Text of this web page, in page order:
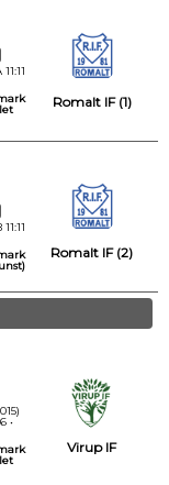
Romalt IF (1)
Romalt IF (2)
•
Virup IF